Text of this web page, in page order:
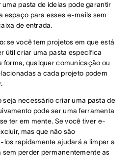
uma pasta de ideias pode garantir
espaço para esses e-mails sem
de entrada.
se você tem projetos em que está
útil criar uma pasta específica
forma, qualquer comunicação ou
a cada projeto podem
seja necessário criar uma pasta de
pode ser uma ferramenta
ter em mente. Se você tiver e-
mas que não são
los rapidamente ajudará a limpar a
sem perder permanentemente as